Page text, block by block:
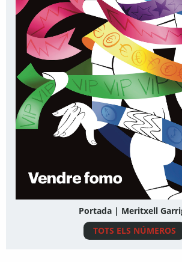
Portada | Meritxell
TOTS ELS NÚMEROS